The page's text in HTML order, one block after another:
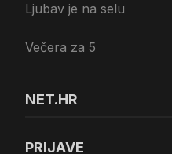
Ljubav je na selu
Večera za 5
NET.HR
PRIJAVE